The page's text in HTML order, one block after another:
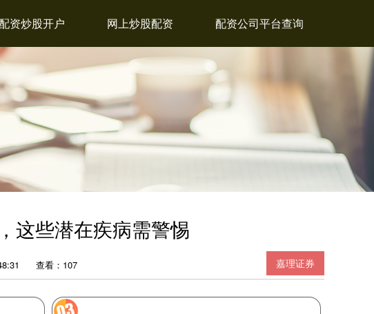
资炒股开户 网上炒股配资 配资公司平台查询
这些潜在疾病需警惕
嘉理证券
查看：107